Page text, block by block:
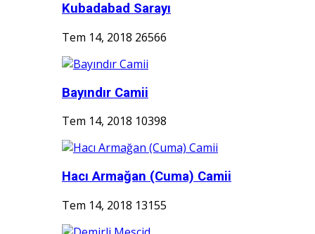
Kubadabad Sarayı
Tem 14, 2018 26566
Bayındır Camii
Tem 14, 2018 10398
Hacı Armağan (Cuma) Camii
Tem 14, 2018 13155